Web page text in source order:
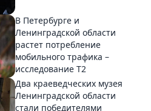
В Петербурге и
Ленинградской области
растет потребление
мобильного трафика –
исследование T2
Два краеведческих музея
Ленинградской области
стали победителями